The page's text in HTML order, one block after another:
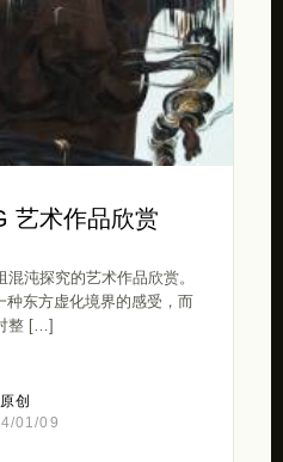
艺术作品欣赏
沌探究的艺术作品欣赏。
种东方虚化境界的感受，而
整 […]
原创
01/09